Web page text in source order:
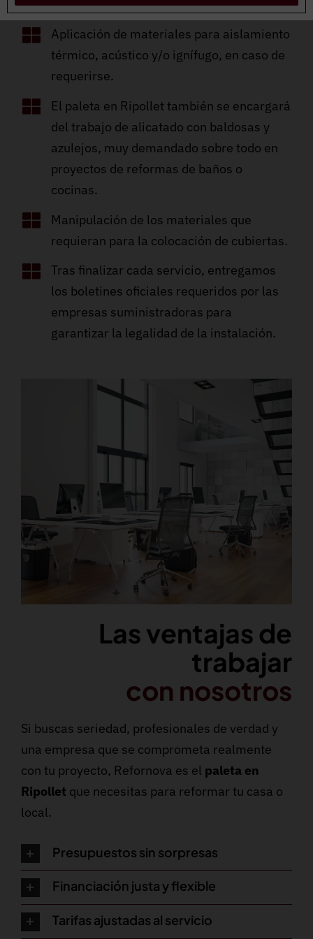
de tabiques y paredes añadidas.
Aplicación de materiales para aislamiento
térmico, acústico y/o ignífugo, en caso de
requerirse.
El paleta en Ripollet también se encargará
del trabajo de alicatado con baldosas y
azulejos, muy demandado sobre todo en
proyectos de reformas de baños o
cocinas.
Manipulación de los materiales que
requieran para la colocación de cubiertas.
Tras finalizar cada servicio, entregamos
los boletines oficiales requeridos por las
empresas suministradoras para
garantizar la legalidad de la instalación.
Las ventajas de
trabajar
con nosotros
Si buscas seriedad, profesionales de verdad y
una empresa que se comprometa realmente
con tu proyecto, Refornova es el paleta en
Ripollet que necesitas para reformar tu casa o
local.
Presupuestos sin sorpresas
Financiación justa y flexible
Tarifas ajustadas al servicio